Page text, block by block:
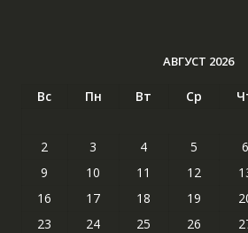
АВГУСТ 2026
Вс Пн Вт Ср
2
3 4 5 6
9
10 11 12
16
17 18 19
23
24 25 26